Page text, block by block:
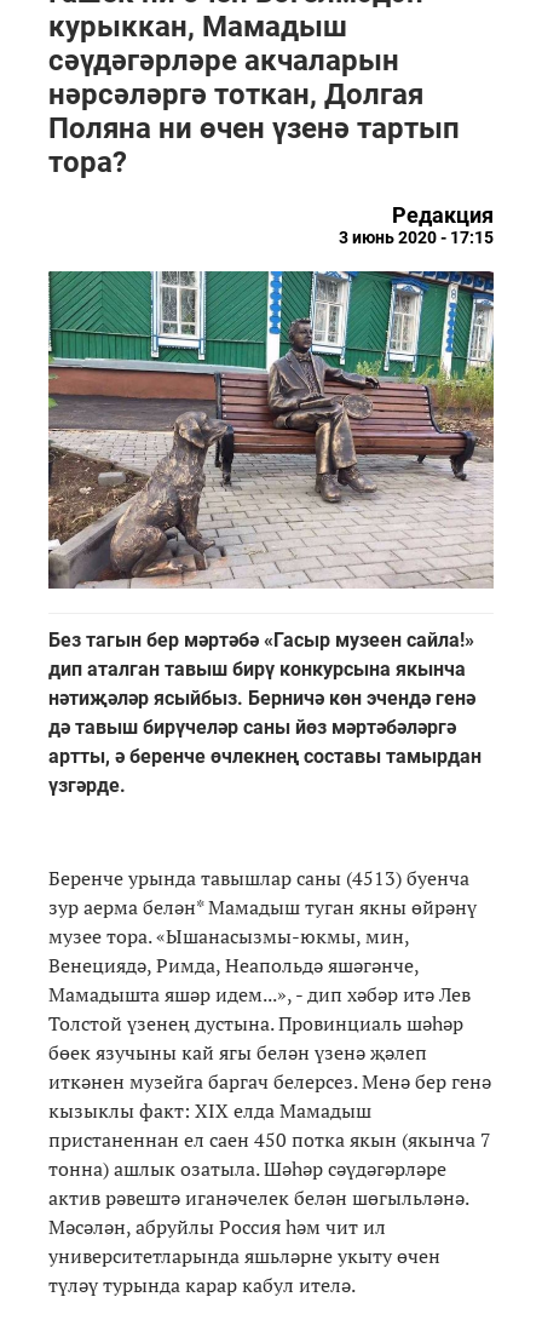
курыккан, Мамадыш
сәүдәгәрләре акчаларын
нәрсәләргә тоткан, Долгая
Поляна ни өчен үзенә тартып
тора?
Редакция
3 июнь 2020 - 17:15
Без тагын бер мәртәбә «Гасыр музеен сайла!»
дип аталган тавыш бирү конкурсына якынча
нәтиҗәләр ясыйбыз. Берничә көн эчендә генә
дә тавыш бирүчеләр саны йөз мәртәбәләргә
артты, ә беренче өчлекнең составы тамырдан
үзгәрде.
Беренче урында тавышлар саны (4513) буенча
зур аерма белән* Мамадыш туган якны өйрәнү
музее тора. «Ышанасызмы-юкмы, мин,
Венециядә, Римда, Неапольдә яшәгәнче,
Мамадышта яшәр идем...», - дип хәбәр итә Лев
Толстой үзенең дустына. Провинциаль шәһәр
бөек язучыны кай ягы белән үзенә җәлеп
иткәнен музейга баргач белерсез. Менә бер генә
кызыклы факт: XIX елда Мамадыш
пристаненнан ел саен 450 потка якын (якынча 7
тонна) ашлык озатыла. Шәһәр сәүдәгәрләре
актив рәвештә иганәчелек белән шөгыльләнә.
Мәсәлән, абруйлы Россия һәм чит ил
университетларында яшьләрне укыту өчен
түләү турында карар кабул ителә.